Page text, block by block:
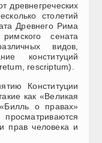
древнегреческих
столетий
Древнего Рима
сената
видов,
конституций
rescriptum).
Конституции
как «Великая
о правах»
прав человека и